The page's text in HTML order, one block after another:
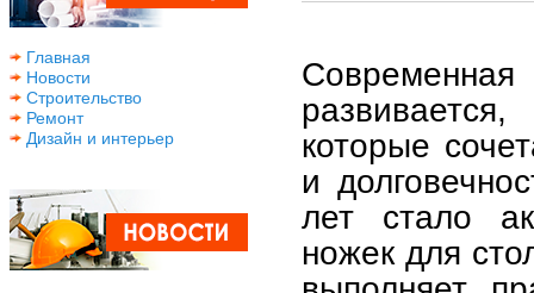
Главная
Новости
Строительство
Ремонт
Дизайн и интерьер
которые
и
лет стало
ножек для